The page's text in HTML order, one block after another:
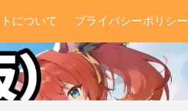
について プライバシーポリシー